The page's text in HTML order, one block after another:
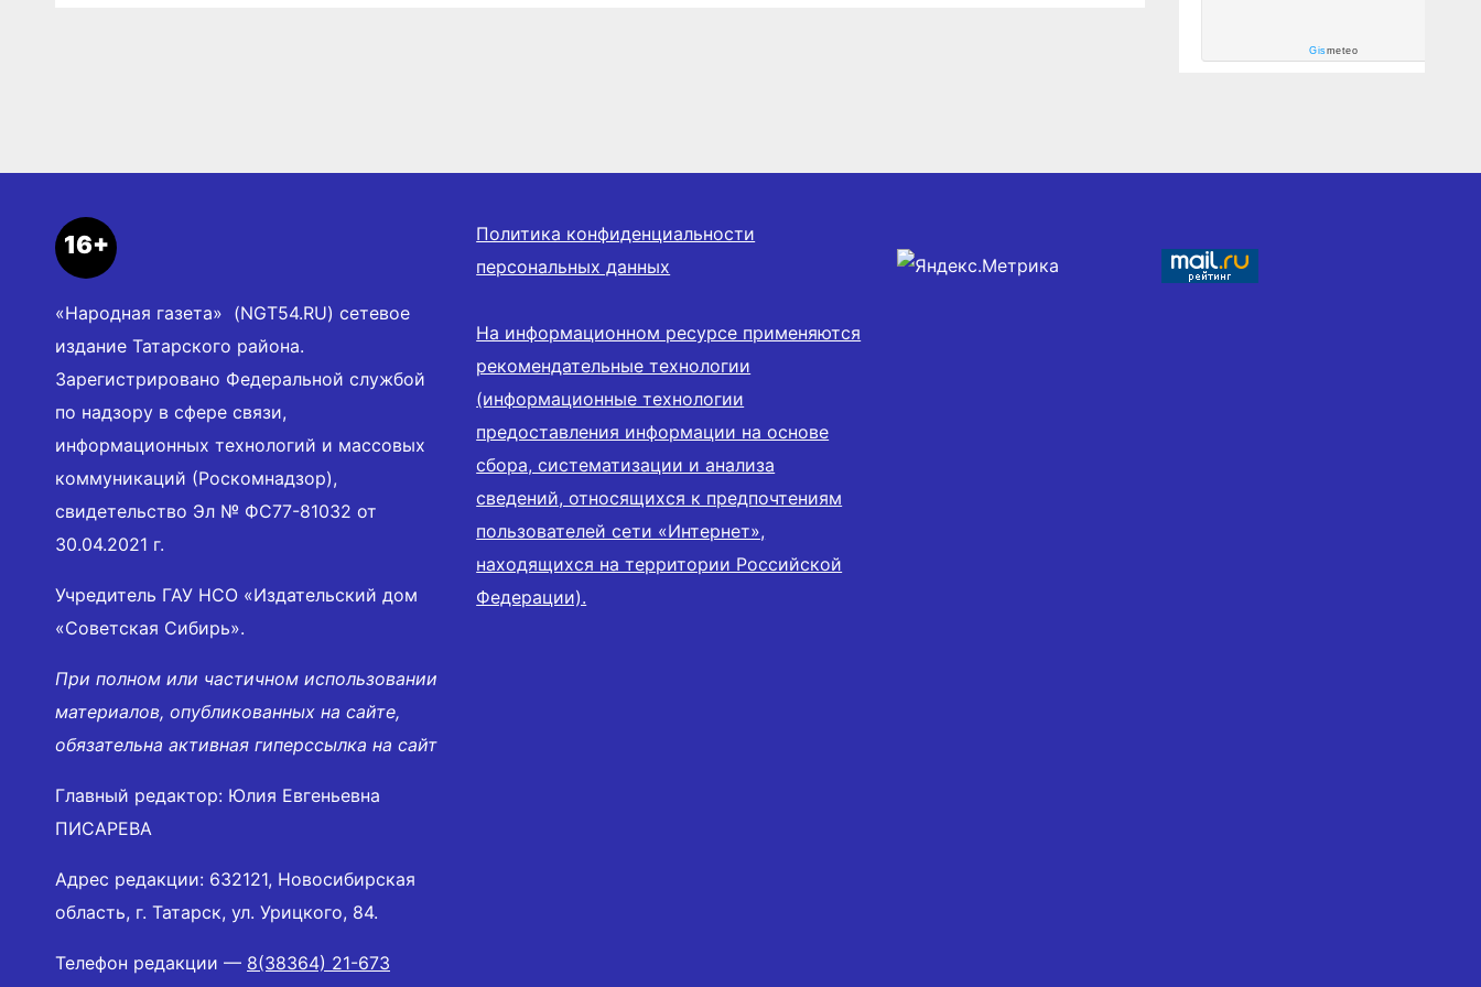
Gismeteo
16+
«Народная газета» (NGT54.RU) сетевое
издание Татарского района.
Зарегистрировано Федеральной службой
по надзору в сфере связи,
информационных технологий и массовых
коммуникаций (Роскомнадзор),
свидетельство Эл № ФС77-81032 от
30.04.2021 г.
Учредитель ГАУ НСО «Издательский дом
«Советская Сибирь».
При полном или частичном использовании
материалов, опубликованных на сайте,
обязательна активная гиперссылка на сайт
Главный редактор: Юлия Евгеньевна
ПИСАРЕВА
Адрес редакции: 632121, Новосибирская
область, г. Татарск, ул. Урицкого, 84.
Телефон редакции — 8(38364) 21-673
Политика конфиденциальности
персональных данных
На информационном ресурсе применяются
рекомендательные технологии
(информационные технологии
предоставления информации на основе
сбора, систематизации и анализа
сведений, относящихся к предпочтениям
пользователей сети «Интернет»,
находящихся на территории Российской
Федерации).